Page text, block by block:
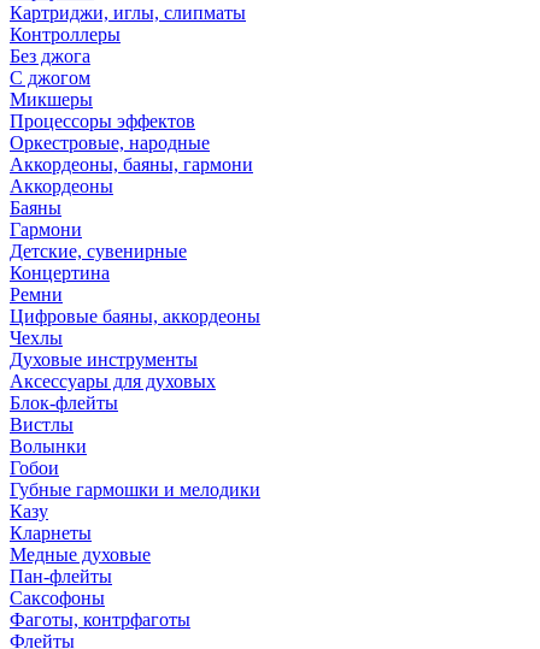
Картриджи, иглы, слипматы
Контроллеры
Без джога
С джогом
Микшеры
Процессоры эффектов
Оркестровые, народные
Аккордеоны, баяны, гармони
Аккордеоны
Баяны
Гармони
Детские, сувенирные
Концертина
Ремни
Цифровые баяны, аккордеоны
Чехлы
Духовые инструменты
Аксессуары для духовых
Блок-флейты
Вистлы
Волынки
Гобои
Губные гармошки и мелодики
Казу
Кларнеты
Медные духовые
Пан-флейты
Саксофоны
Фаготы, контрфаготы
Флейты